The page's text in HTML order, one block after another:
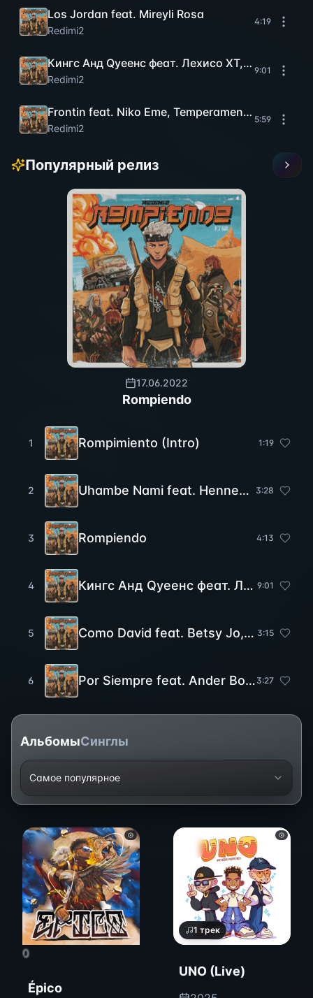
Los Jordan feat. Mireyli Rosa
Redimi2
4:19
Кингс Анд Qуеенс феат. Леxиcо ХТ, Ч
Redimi2
9:01
Frontin feat. Niko Eme, Temperamento, Wolandia
Redimi2
5:59
Популярный релиз
17.06.2022
Rompiendo
1 Rompimiento (Intro) 1 :19
2 Uhambe Nami feat. Hennessy 3:28
3 Rompiendo 4:13
4 Кингс Анд Qуеенс феат. Леxиcо ХТ, Ч Гедеонес, Ева Нова, Фанны Плаза, Томи Перфетти, Мр Ыеисон, ИНДЫФОР, ДесXа, Ада Бецабé, Х-СУФ 9:01
5 Como David feat. Betsy Jo, Melody Jaine 3:15
6 Por Siempre feat. Ander Bock, Samantha 3:27
АльбомыСинглы
Самое популярное
0
Épico
1 трек
UNO (Live)